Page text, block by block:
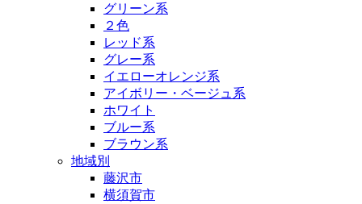
グリーン系
２色
レッド系
グレー系
イエローオレンジ系
アイボリー・ベージュ系
ホワイト
ブルー系
ブラウン系
地域別
藤沢市
横須賀市